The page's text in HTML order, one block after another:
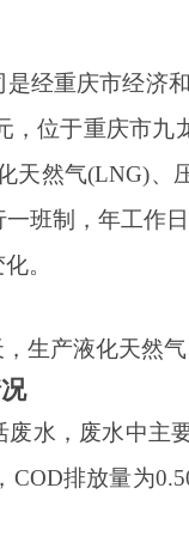
经重庆市经济
，位于重庆市
天然气(LNG)、
班制，年工作
。
，生产液化天然
废水，废水中主
COD排放量为